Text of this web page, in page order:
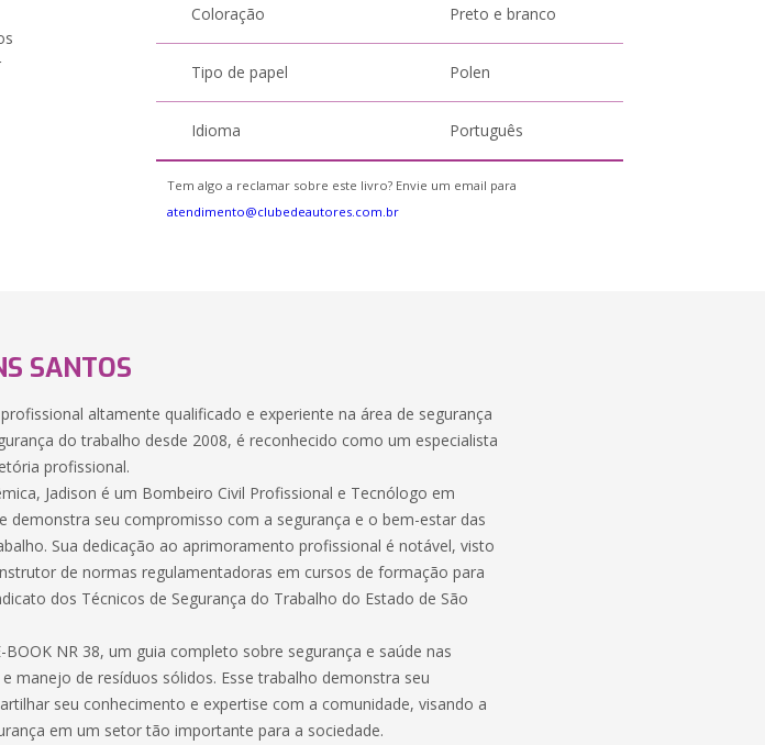
Coloração Preto e branco
Tipo de papel Polen
Idioma Português
Tem algo a reclamar sobre este livro? Envie um email para
atendimento@clubedeautores.com.br
SANTOS
altamente qualificado e experiente na área de segurança
do trabalho desde 2008, é reconhecido como um especialista
profissional.
Jadison é um Bombeiro Civil Profissional e Tecnólogo em
demonstra seu compromisso com a segurança e o bem-estar das
Sua dedicação ao aprimoramento profissional é notável, visto
de normas regulamentadoras em cursos de formação para
dos Técnicos de Segurança do Trabalho do Estado de São
NR 38, um guia completo sobre segurança e saúde nas
manejo de resíduos sólidos. Esse trabalho demonstra seu
seu conhecimento e expertise com a comunidade, visando a
em um setor tão importante para a sociedade.